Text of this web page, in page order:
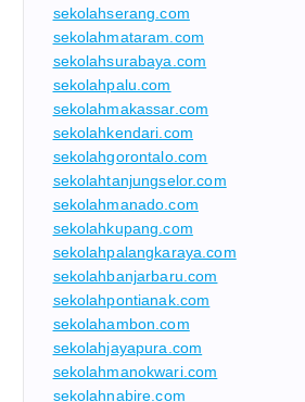
sekolahserang.com
sekolahmataram.com
sekolahsurabaya.com
sekolahpalu.com
sekolahmakassar.com
sekolahkendari.com
sekolahgorontalo.com
sekolahtanjungselor.com
sekolahmanado.com
sekolahkupang.com
sekolahpalangkaraya.com
sekolahbanjarbaru.com
sekolahpontianak.com
sekolahambon.com
sekolahjayapura.com
sekolahmanokwari.com
sekolahnabire.com